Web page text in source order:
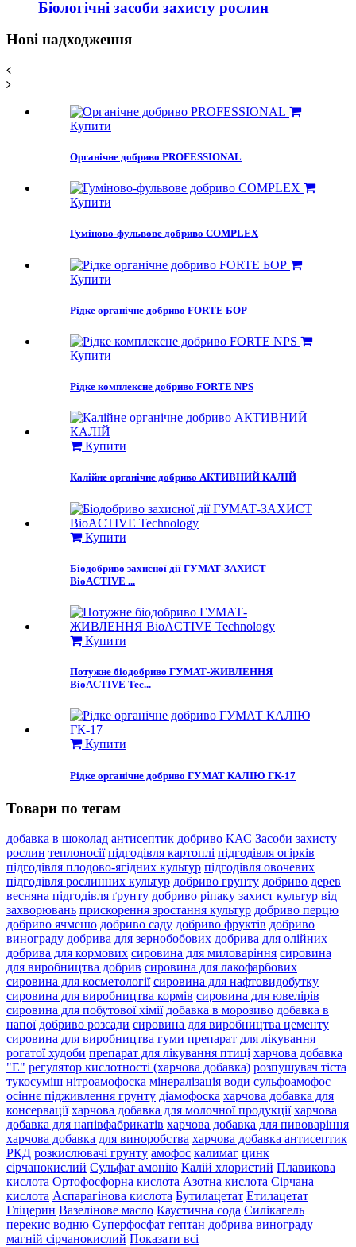
Біологічні засоби захисту рослин
Нові надходження
Купити
Органічне добриво PROFESSIONAL
Купити
Гумiново-фульвове добриво COMPLEX
Купити
Рідке органічне добриво FORTE БОР
Купити
Рідке комплексне добриво FORTE NPS
Купити
Калійне органічне добриво АКТИВНИЙ КАЛІЙ
Купити
Біодобриво захисної дії ГУМАТ-ЗАХИСТ
BioACTIVE ...
Купити
Потужне біодобриво ГУМАТ-ЖИВЛЕННЯ
BioACTIVE Tec...
Купити
Рідке органічне добриво ГУМАТ КАЛІЮ ГК-17
Товари по тегам
добавка в шоколад антисептик добриво КАС Засоби захисту
рослин теплоносії підгодівля картоплі підгодівля огірків
підгодівля плодово-ягідних культур підгодівля овочевих
підгодівля рослинних культур добриво грунту добриво дерев
весняна підгодівля ґрунту добриво ріпаку захист культур від
захворювань прискорення зростання культур добриво перцю
добриво ячменю добриво саду добриво фруктів добриво
винограду добрива для зернобобових добрива для олійних
добрива для кормових сировина для миловаріння сировина
для виробництва добрив сировина для лакофарбових
сировина для косметології сировина для нафтовидобутку
сировина для виробництва кормів сировина для ювелірів
сировина для побутової хімії добавка в морозиво добавка в
напої добриво розсади сировина для виробництва цементу
сировина для виробництва гуми препарат для лікування
рогатої худоби препарат для лікування птиці харчова добавка
"Е" регулятор кислотності (харчова добавка) розпушувач тіста
тукосуміш нітроамофоска мінералізація води сульфоамофос
осіннє підживлення грунту діамофоска харчова добавка для
консервації харчова добавка для молочної продукції харчова
добавка для напівфабрикатів харчова добавка для пивоваріння
харчова добавка для виноробства харчова добавка антисептик
РКД розкислювачі грунту амофос калимаг цинк
сірчанокислий Сульфат амонію Калій хлористий Плавикова
кислота Ортофосфорна кислота Азотна кислота Сірчана
кислота Аспарагінова кислота Бутилацетат Етилацетат
Гліцерин Вазелінове масло Каустична сода Силікагель
перекис водню Суперфосфат гептан добрива винограду
магній сірчанокислий Показати всі